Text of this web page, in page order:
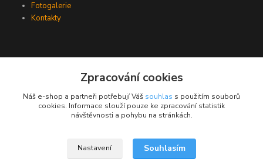
Fotogalerie
Kontakty
Zpracování cookies
Náš e-shop a partneři potřebují Váš souhlas s použitím souborů
cookies. Informace slouží pouze ke zpracování statistik
návštěvnosti a pohybu na stránkách.
Nastavení Souhlasím